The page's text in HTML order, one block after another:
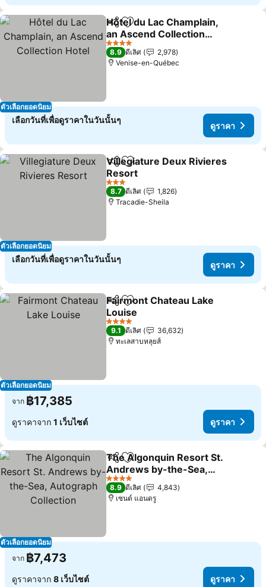
ตัวเลือกยอดนิยม
แชร์ เพิ่มในรายการโปรด
Hôtel du Lac Champlain,
an Ascend Collection
Hotel
4 ดาว
8.9 ดีเลิศ
2,978
Venise-en-Québec
เลือกวันที่เพื่อดูราคาในวันนั้นๆ
ดูราคา
ตัวเลือกยอดนิยม
แชร์ เพิ่มในรายการโปรด
Villegiature Deux Rivieres
Resort
3 ดาว
8.7 ดีเลิศ
1,826
Tracadie-Sheila
เลือกวันที่เพื่อดูราคาในวันนั้นๆ
ดูราคา
ตัวเลือกยอดนิยม
แชร์ เพิ่มในรายการโปรด
Fairmont Chateau Lake
Louise
4 ดาว
9.1 ดีเลิศ
36,632
ทะเลสาบหลุยส์
จาก ฿17,385
ดูราคาจาก 1 เว็บไซต์ ดูราคา
ตัวเลือกยอดนิยม
แชร์ เพิ่มในรายการโปรด
The Algonquin Resort St.
Andrews by-the-Sea,
Autograph Collection
4 ดาว
8.9 ดีเลิศ
4,843
เซนต์ แอนดรู
จาก ฿7,473
ดูราคาจาก 8 เว็บไซต์ ดูราคา